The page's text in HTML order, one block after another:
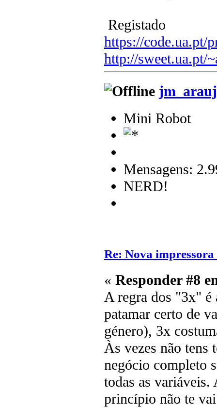
Registado
https://code.ua.pt/
http://sweet.ua.pt/
Mini Robot
Mensagens:
NERD!
Re: Nova
« Responder #8
A regra dos "3x" é
patamar certo de
género), 3x
Às vezes não tens
negócio completo
todas as variáveis.
princípio não te